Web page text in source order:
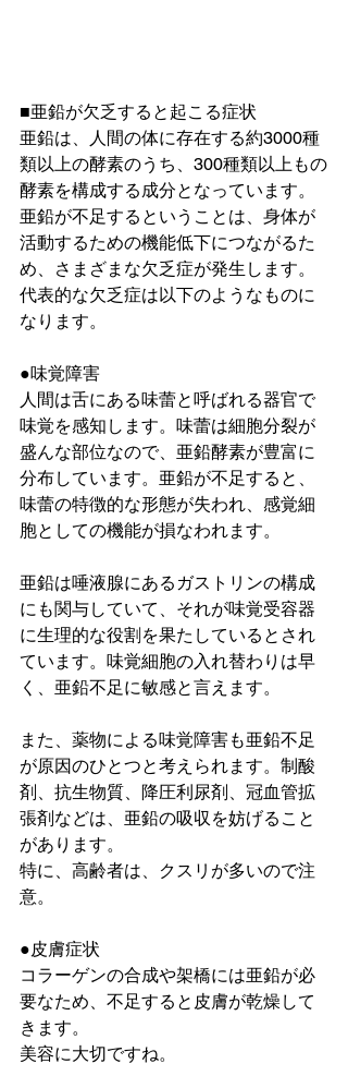
■亜鉛が欠乏すると起こる症状
亜鉛は、人間の体に存在する約3000種
類以上の酵素のうち、300種類以上もの
酵素を構成する成分となっています。
亜鉛が不足するということは、身体が
活動するための機能低下につながるた
め、さまざまな欠乏症が発生します。
代表的な欠乏症は以下のようなものに
なります。
●味覚障害
人間は舌にある味蕾と呼ばれる器官で
味覚を感知します。味蕾は細胞分裂が
盛んな部位なので、亜鉛酵素が豊富に
分布しています。亜鉛が不足すると、
味蕾の特徴的な形態が失われ、感覚細
胞としての機能が損なわれます。
亜鉛は唾液腺にあるガストリンの構成
にも関与していて、それが味覚受容器
に生理的な役割を果たしているとされ
ています。味覚細胞の入れ替わりは早
く、亜鉛不足に敏感と言えます。
また、薬物による味覚障害も亜鉛不足
が原因のひとつと考えられます。制酸
剤、抗生物質、降圧利尿剤、冠血管拡
張剤などは、亜鉛の吸収を妨げること
があります。
特に、高齢者は、クスリが多いので注
意。
●皮膚症状
コラーゲンの合成や架橋には亜鉛が必
要なため、不足すると皮膚が乾燥して
きます。
美容に大切ですね。